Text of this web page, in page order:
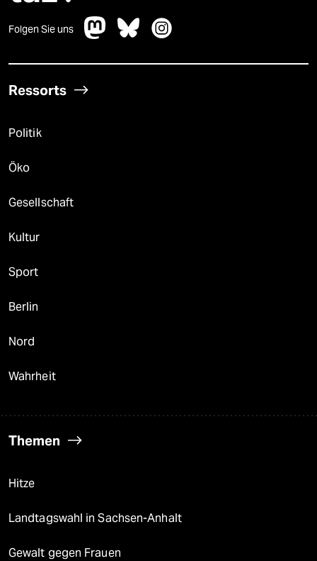
Folgen Sie uns
Ressorts
Politik
Öko
Gesellschaft
Kultur
Sport
Berlin
Nord
Wahrheit
Themen
Hitze
Landtagswahl in Sachsen-Anhalt
Gewalt gegen Frauen